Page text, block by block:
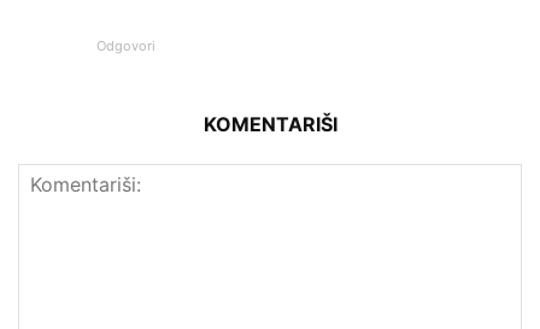
Odgovori
KOMENTARIŠI